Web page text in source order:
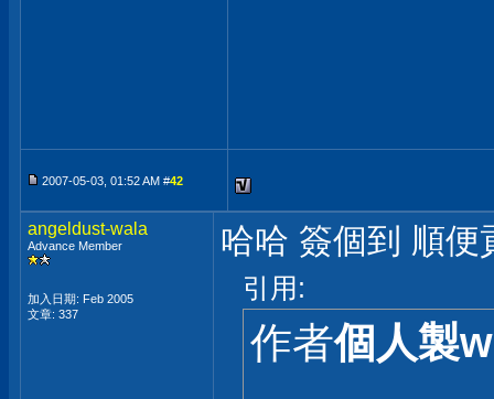
2007-05-03, 01:52 AM #42
angeldust-wala
Advance Member
加入日期: Feb 2005
文章: 337
哈哈 簽個到 順便
引用:
作者個人製